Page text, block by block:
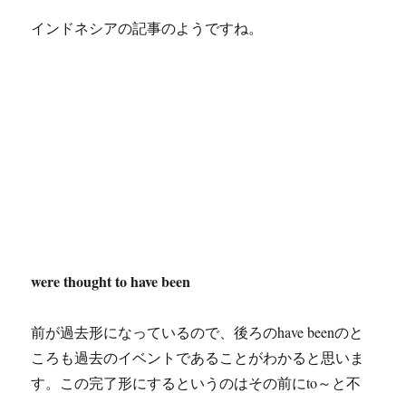
インドネシアの記事のようですね。
were thought to have been
前が過去形になっているので、後ろのhave beenのと
ころも過去のイベントであることがわかると思いま
す。この完了形にするというのはその前にto～と不